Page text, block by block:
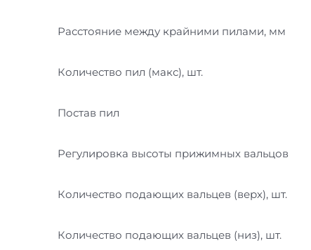
Расстояние между крайними пилами, мм
Количество пил (макс), шт.
Постав пил
Регулировка высоты прижимных вальцов
Количество подающих вальцев (верх), шт.
Количество подающих вальцев (низ), шт.